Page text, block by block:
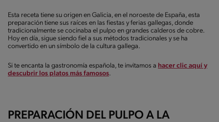
Esta receta tiene su origen en Galicia, en el noroeste de España, esta
preparación tiene sus raíces en las fiestas y ferias gallegas, donde
tradicionalmente se cocinaba el pulpo en grandes calderos de cobre.
Hoy en día, sigue siendo fiel a sus métodos tradicionales y se ha
convertido en un símbolo de la cultura gallega.
Si te encanta la gastronomía española, te invitamos a hacer clic aquí y
descubrir los platos más famosos.
PREPARACIÓN DEL PULPO A LA